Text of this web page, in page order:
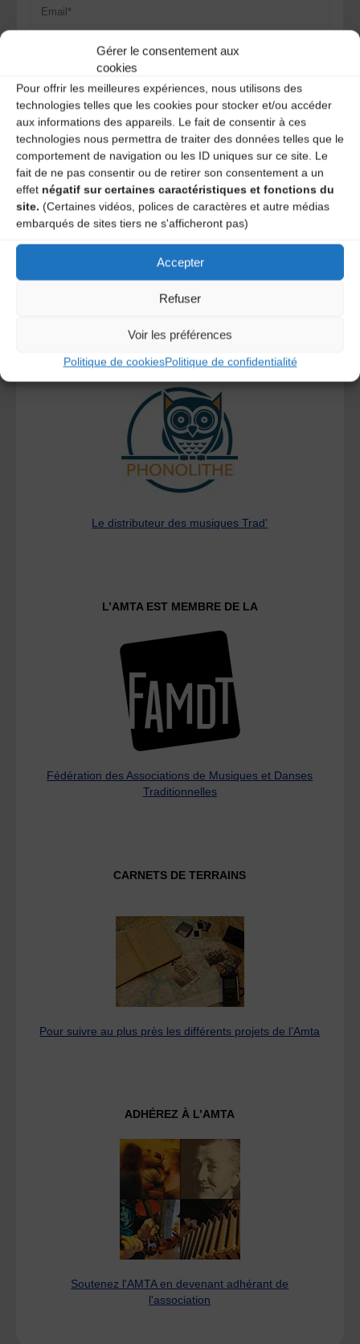
Gérer le consentement aux
cookies
Pour offrir les meilleures expériences, nous utilisons des
technologies telles que les cookies pour stocker et/ou accéder
aux informations des appareils. Le fait de consentir à ces
technologies nous permettra de traiter des données telles que le
comportement de navigation ou les ID uniques sur ce site. Le
fait de ne pas consentir ou de retirer son consentement a un
effet négatif sur certaines caractéristiques et fonctions du
site. (Certaines vidéos, polices de caractères et autre médias
embarqués de sites tiers ne s'afficheront pas)
Accepter
Refuser
Voir les préférences
Politique de cookiesPolitique de confidentialité
Save my name, email, and site URL in my browser for next
time I post a comment.
Ce site utilise Akismet pour réduire les indésirables.En
savoir plus sur la façon dont les données de vos
commentaires sont traitées.
A DECOUVRIR :
Le distributeur des musiques Trad'
L’AMTA EST MEMBRE DE LA
Fédération des Associations de Musiques et Danses
Traditionnelles
CARNETS DE TERRAINS
Pour suivre au plus près les différents projets de l’Amta
ADHÉREZ À L’AMTA
Soutenez l'AMTA en devenant adhérant de
l'association